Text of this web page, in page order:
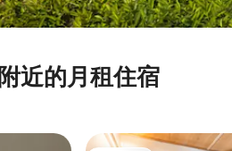
附近的月租住宿